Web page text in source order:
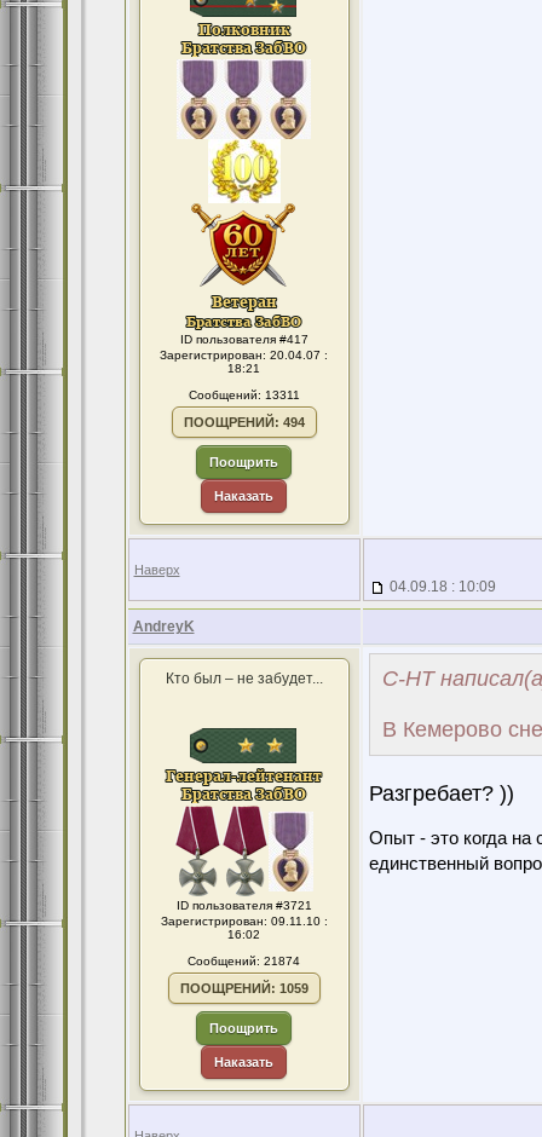
ID пользователя #417
Зарегистрирован: 20.04.07 :
18:21
Сообщений: 13311
ПООЩРЕНИЙ: 494
Поощрить
Наказать
Наверх
04.09.18 : 10:09
AndreyK
Кто был – не забудет...
ID пользователя #3721
Зарегистрирован: 09.11.10 :
16:02
Сообщений: 21874
ПООЩРЕНИЙ: 1059
Поощрить
Наказать
С-НТ
В Кемерово
Разгребает? ))
Опыт - это когда на
единственный